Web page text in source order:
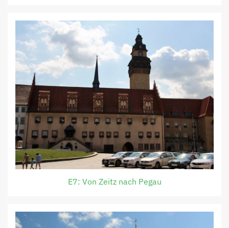
E7: Von Zeitz nach Pegau